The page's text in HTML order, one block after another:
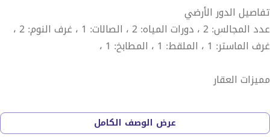
تفاصيل الدور الأرضي
عدد المجالس: 2 ، دورات المياه: 2 ، الصالات: 1 ، غرف النوم: 2 ،
غرف الماستر: 1 ، الملقط: 1 ، المطابخ: 1 ،
مميزات العقار
قريب من الخدمات ، موقف سيارات ، سطح ،
عرض الوصف الكامل